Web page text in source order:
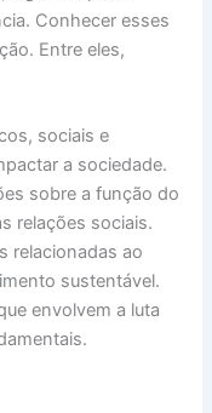
Conhecer esses
Entre eles,
sociais e
a sociedade.
sobre a função do
relações sociais.
relacionadas ao
sustentável.
envolvem a luta